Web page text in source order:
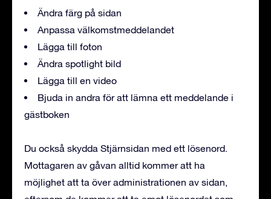
Ändra färg på sidan
Anpassa välkomstmeddelandet
Lägga till foton
Ändra spotlight bild
Lägga till en video
Bjuda in andra för att lämna ett meddelande i
gästboken
Du också skydda Stjärnsidan med ett lösenord.
Mottagaren av gåvan alltid kommer att ha
möjlighet att ta över administrationen av sidan,